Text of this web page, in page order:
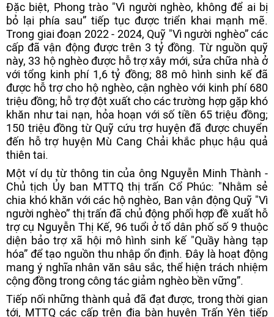
Đặc biệt, Phong trào "Vì người nghèo, không để ai bị
bỏ lại phía sau” tiếp tục được triển khai mạnh mẽ.
Trong giai đoạn 2022 - 2024, Quỹ "Vì người nghèo” các
cấp đã vận động được trên 3 tỷ đồng. Từ nguồn quỹ
này, 33 hộ nghèo được hỗ trợ xây mới, sửa chữa nhà ở
với tổng kinh phí 1,6 tỷ đồng; 88 mô hình sinh kế đã
được hỗ trợ cho hộ nghèo, cận nghèo với kinh phí 680
triệu đồng; hỗ trợ đột xuất cho các trường hợp gặp khó
khăn như tai nạn, hỏa hoạn với số tiền 65 triệu đồng;
150 triệu đồng từ Quỹ cứu trợ huyện đã được chuyển
đến hỗ trợ huyện Mù Cang Chải khắc phục hậu quả
thiên tai.
Một ví dụ từ thông tin của ông Nguyễn Minh Thành -
Chủ tịch Ủy ban MTTQ thị trấn Cổ Phúc: "Nhằm sẻ
chia khó khăn với các hộ nghèo, Ban vận động Quỹ "Vì
người nghèo” thị trấn đã chủ động phối hợp đề xuất hỗ
trợ cụ Nguyễn Thị Kế, 96 tuổi ở tổ dân phố số 9 thuộc
diện bảo trợ xã hội mô hình sinh kế "Quầy hàng tạp
hóa” để tạo nguồn thu nhập ổn định. Đây là hoạt động
mang ý nghĩa nhân văn sâu sắc, thể hiện trách nhiệm
cộng đồng trong công tác giảm nghèo bền vững”.
Tiếp nối những thành quả đã đạt được, trong thời gian
tới, MTTQ các cấp trên địa bàn huyện Trấn Yên tiếp